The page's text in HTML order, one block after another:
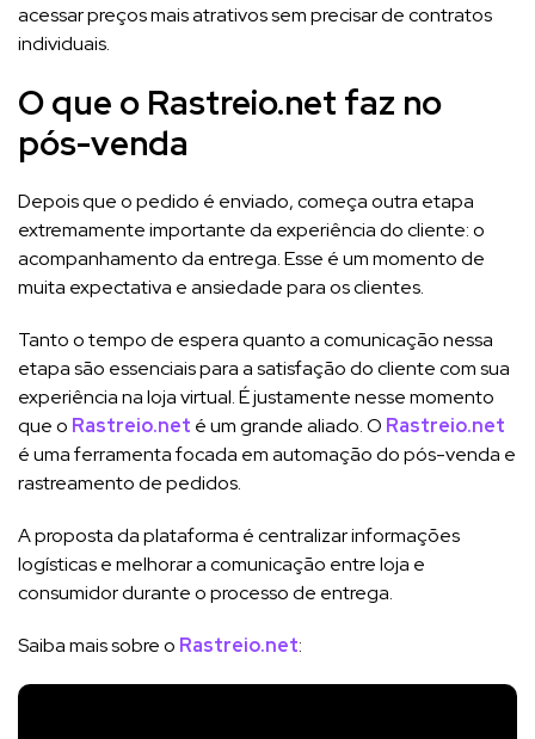
acessar preços mais atrativos sem precisar de contratos
individuais.
O que o Rastreio.net faz no
pós-venda
Depois que o pedido é enviado, começa outra etapa
extremamente importante da experiência do cliente: o
acompanhamento da entrega. Esse é um momento de
muita expectativa e ansiedade para os clientes.
Tanto o tempo de espera quanto a comunicação nessa
etapa são essenciais para a satisfação do cliente com sua
experiência na loja virtual. É justamente nesse momento
que o Rastreio.net é um grande aliado. O Rastreio.net
é uma ferramenta focada em automação do pós-venda e
rastreamento de pedidos.
A proposta da plataforma é centralizar informações
logísticas e melhorar a comunicação entre loja e
consumidor durante o processo de entrega.
Saiba mais sobre o Rastreio.net: